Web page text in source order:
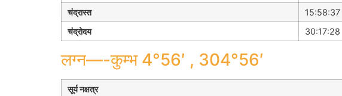
चंद्रास्त
15:58:37
चंद्रोदय
30:17:28
लग्न—-कुम्भ 4°56′ , 304°56′
सूर्य नक्षत्र